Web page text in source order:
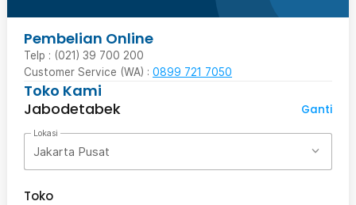
Pembelian Online
Telp : (021) 39 700 200
Customer Service (WA) : 0899 721 7050
Toko Kami
Jabodetabek
Ganti
Lokasi
Jakarta Pusat
Toko